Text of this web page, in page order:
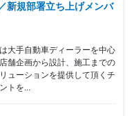
善やキャリアアップを目
新規部署立ち上げメンバ
大手自動車ディーラーを中心
舗企画から設計、施工までの
ューションを提供して頂くチ
トを...